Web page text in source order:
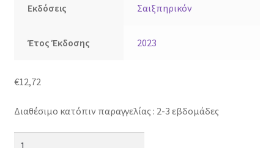
Εκδόσεις Σαιξπηρικόν
Έτος Έκδοσης 2023
€12,72
Διαθέσιμο κατόπιν παραγγελίας : 2-3 εβδομάδες